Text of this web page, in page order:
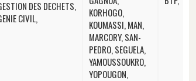
DES DECHETS,
CIVIL,
KORHOGO,
KOUMASSI, MAN,
MARCORY, SAN-
PEDRO, SEGUELA,
YAMOUSSOUKRO,
YOPOUGON,